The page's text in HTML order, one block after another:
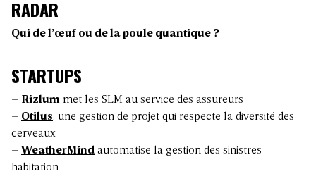
RADAR
Qui de l’œuf ou de la poule quantique ?
STARTUPS
– Rizlum met les SLM au service des assureurs
– Otilus, une gestion de projet qui respecte la diversité des
cerveaux
– WeatherMind automatise la gestion des sinistres
habitation